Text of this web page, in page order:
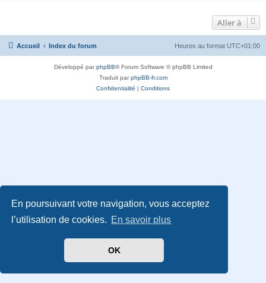
En poursuivant votre navigation, vous acceptez
l’utilisation de cookies. En savoir plus
OK
Aller à
Accueil Index du forum Heures au format UTC+01:00
Développé parphpBB® Forum Software © phpBB Limited
Traduit parphpBB-fr.com
Confidentialité | Conditions